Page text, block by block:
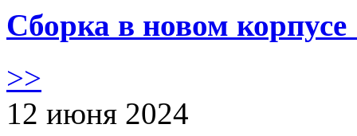
Сборка в новом
>>
12 июня 2024